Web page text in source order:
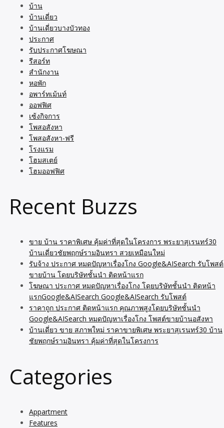
บ้าน
บ้านเดี่ยว
บ้านเดี่ยวบางบัวทอง
ประกาศ
รับประกาศโฆษณา
รีสอร์ท
สำนักงาน
หอพัก
อพาร์ทเม้นท์
ออฟฟิศ
เซ้งกิจการ
โพสอสังหา
โพสอสังหา-ฟรี
โรงแรม
โฮมสเตย์
โฮมออฟฟิศ
Recent Buzzs
ขาย บ้าน ราคาพิเศษ คุ้มค่าที่สุดในโครงการ พระยาสุเรนทร์30
บ้านเดี่ยวชัยพฤกษ์รามอินทรา สวยเหมือนใหม่
รับจ้าง ประกาศ หมดปัญหาเรื่องโกง Google&AISearch รับโพสต์
ขายบ้าน โดยบริษัทชั้นนำ ติดหน้าแรก
โฆษณา ประกาศ หมดปัญหาเรื่องโกง โดยบริษัทชั้นนำ ติดหน้า
แรกGoogle&AISearch Google&AISearch รับโพสต์
ราคาถูก ประกาศ ติดหน้าแรก คุณภาพสูงโดยบริษัทชั้นนำ
Google&AISearch หมดปัญหาเรื่องโกง โพสต์ขายบ้านอสังหา
บ้านเดี่ยว ขาย สภาพใหม่ ราคาขายพิเศษ พระยาสุเรนทร์30 บ้าน
ชัยพฤกษ์รามอินทรา คุ้มค่าที่สุดในโครงการ
Categories
Appartment
Features